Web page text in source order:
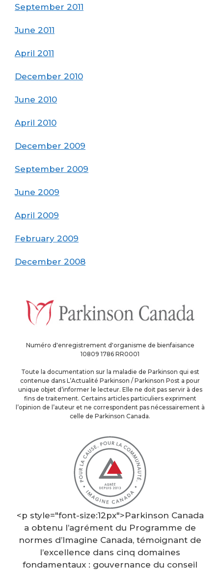
September 2011
June 2011
April 2011
December 2010
June 2010
April 2010
December 2009
September 2009
June 2009
April 2009
February 2009
December 2008
Numéro d'enregistrement d'organisme de bienfaisance
10809 1786 RR0001
Toute la documentation sur la maladie de Parkinson qui est
contenue dans L’Actualité Parkinson / Parkinson Post a pour
unique objet d’informer le lecteur. Elle ne doit pas servir à des
fins de traitement. Certains articles particuliers expriment
l’opinion de l’auteur et ne correspondent pas nécessairement à
celle de Parkinson Canada.
<p style="font-size:12px">Parkinson Canada
a obtenu l’agrément du Programme de
normes d’Imagine Canada, témoignant de
l’excellence dans cinq domaines
fondamentaux : gouvernance du conseil